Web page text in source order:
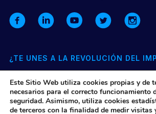
¿TE UNES A LA REVOLUCIÓN DEL
que pasa en nuestra comunidad y el
Este Sitio Web utiliza cookies propias y de
necesarios para el correcto funcionamiento
seguridad. Asimismo, utiliza cookies
de terceros con la finalidad de medir visitas